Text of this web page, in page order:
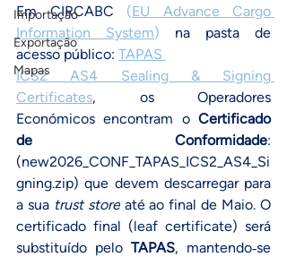
Importação
Exportação
Mapas
Em CIRCABC (EU Advance Cargo
Information System)
na pasta de
acesso público: TAPAS
ICS2 AS4 Sealing & Signing
Certificates,
os Operadores
Económicos encontram o Certificado
de Conformidade:
(new2026_CONF_TAPAS_ICS2_AS4_Si
gning.zip) que devem descarregar para
a sua trust store até ao final de Maio. O
certificado final (leaf certificate) será
substituído pelo TAPAS, mantendo‑se